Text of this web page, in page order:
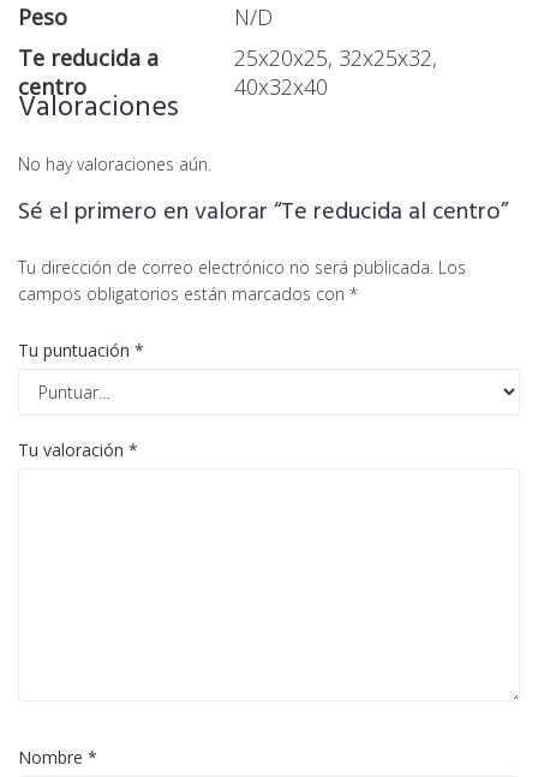
Peso
N/D
Te reducida a
centro
25x20x25, 32x25x32,
40x32x40
Valoraciones
No hay valoraciones aún.
Sé el primero en valorar “Te reducida al centro”
Tu dirección de correo electrónico no será publicada. Los
campos obligatorios están marcados con *
Tu puntuación *
Tu valoración *
Nombre *